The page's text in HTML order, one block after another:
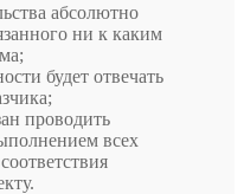
абсолютно
ни к каким
будет отвечать
проводить
всех